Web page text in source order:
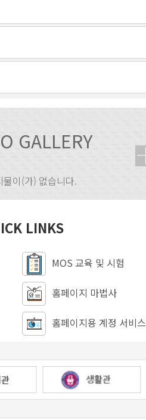
GALLERY
물이(가) 없습니다.
LINKS
MOS 교육 및 시험
홈페이지 마법사
홈페이지용 계정 서비스